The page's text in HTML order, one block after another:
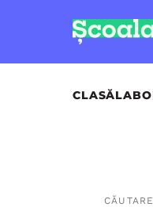
CLASĂ
CĂUTARE